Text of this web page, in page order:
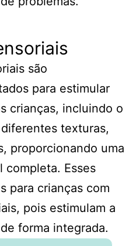
são
para estimular
crianças, incluindo o
texturas,
proporcionando uma
completa. Esses
para crianças com
pois estimulam a
forma integrada.